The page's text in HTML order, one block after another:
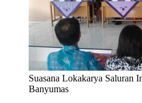
Suasana Lokakarya Saluran
Banyumas